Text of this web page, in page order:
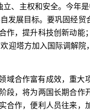
、主权和安全。今年
发展目标。要巩固经
作，提升科技创新动能
迎塔方加入国际调解
合作富有成效，重大
段，将为两国长期合作
作，便利人员往来，